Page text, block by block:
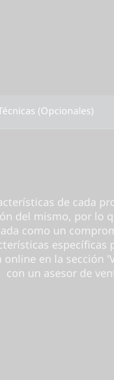
(Opcionales)
de cada
del mismo, por lo
como un
específicas
online en la sección
con un asesor de